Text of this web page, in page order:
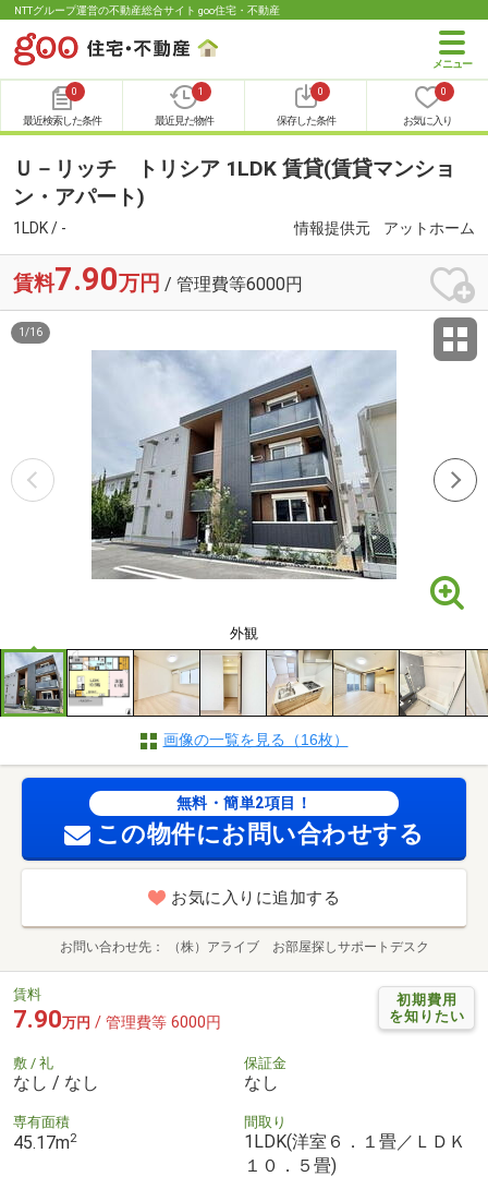
NTTグループ運営の不動産総合サイト goo住宅・不動産
0
最近検索した条件
1
最近見た物件
0
保存した条件
0
お気に入り
Ｕ－リッチ トリシア 1LDK 賃貸(賃貸マンショ
ン・アパート)
1LDK / - 情報提供元 アットホーム
賃料7.90万円 / 管理費等6000円
外観
1 /16
画像の一覧を見る（16枚）
無料・簡単2項目！
この物件にお問い合わせする
お気に入りに追加する
お問い合わせ先 （株）アライブ お部屋探しサポートデスク
初期費用
を知りたい
賃料
7.90万円 / 管理費等 6000円
敷 / 礼
なし / なし
保証金
なし
専有面積
45.17m2
間取り
1LDK(洋室６．１畳／ＬＤＫ
１０．５畳)